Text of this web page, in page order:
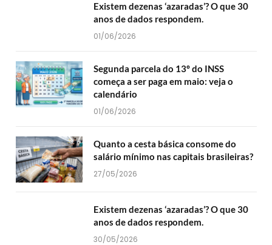
Existem dezenas ‘azaradas’? O que 30
anos de dados respondem.
01/06/2026
Segunda parcela do 13º do INSS
começa a ser paga em maio: veja o
calendário
01/06/2026
Quanto a cesta básica consome do
salário mínimo nas capitais brasileiras?
27/05/2026
Existem dezenas ‘azaradas’? O que 30
anos de dados respondem.
30/05/2026